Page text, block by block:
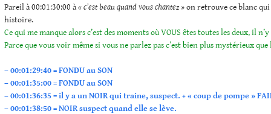
Pareil à 00:01:30:00 à« c’est beau quand vous chantez »on retrouve ce blanc
histoire.
Ce qui me manque alors c’est des moments où VOUS êtes toutes les deux, il
Parce que vous voir même si vous ne parlez pas c’est bien plus mystérieux que
– 00:01:29:40 = FONDU au SON
– 00:01:35:00 = FONDU au SON
– 00:01:36:35 = il y a un NOIR qui traine, suspect. + « coup de pompe »
– 00:01:38:50 = NOIR suspect quand elle se lève.